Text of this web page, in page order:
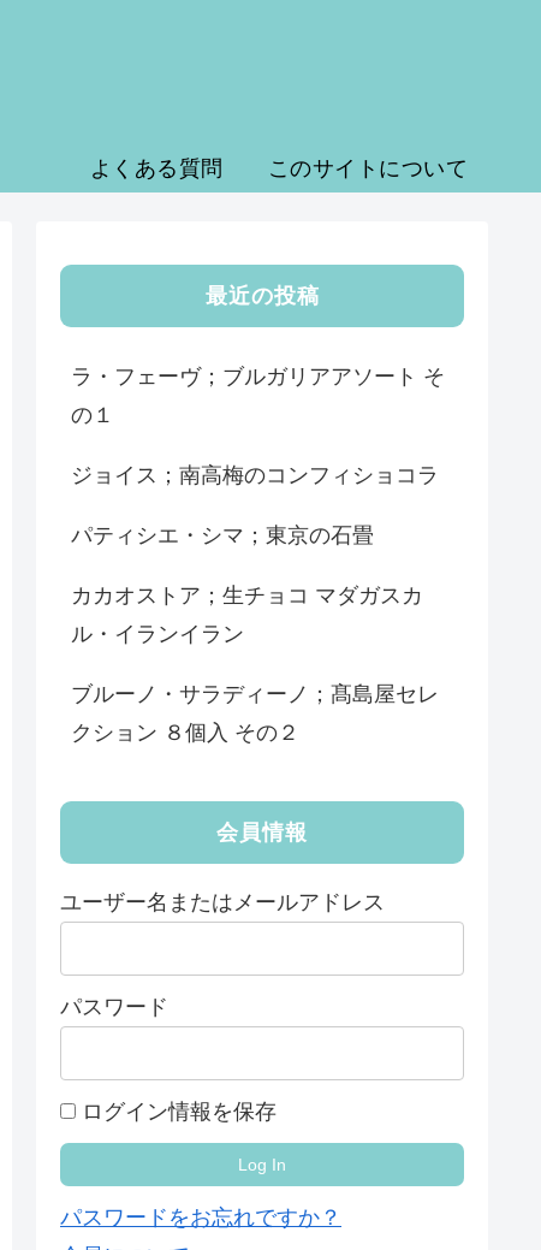
よくある質問 このサイトについて
最近の投稿
ラ・フェーヴ；ブルガリアアソート そ
の１
ジョイス；南高梅のコンフィショコラ
パティシエ・シマ；東京の石畳
カカオストア；生チョコ マダガスカ
ル・イランイラン
ブルーノ・サラディーノ；髙島屋セレ
クション ８個入 その２
会員情報
ユーザー名またはメールアドレス
パスワード
ログイン情報を保存
パスワードをお忘れですか？